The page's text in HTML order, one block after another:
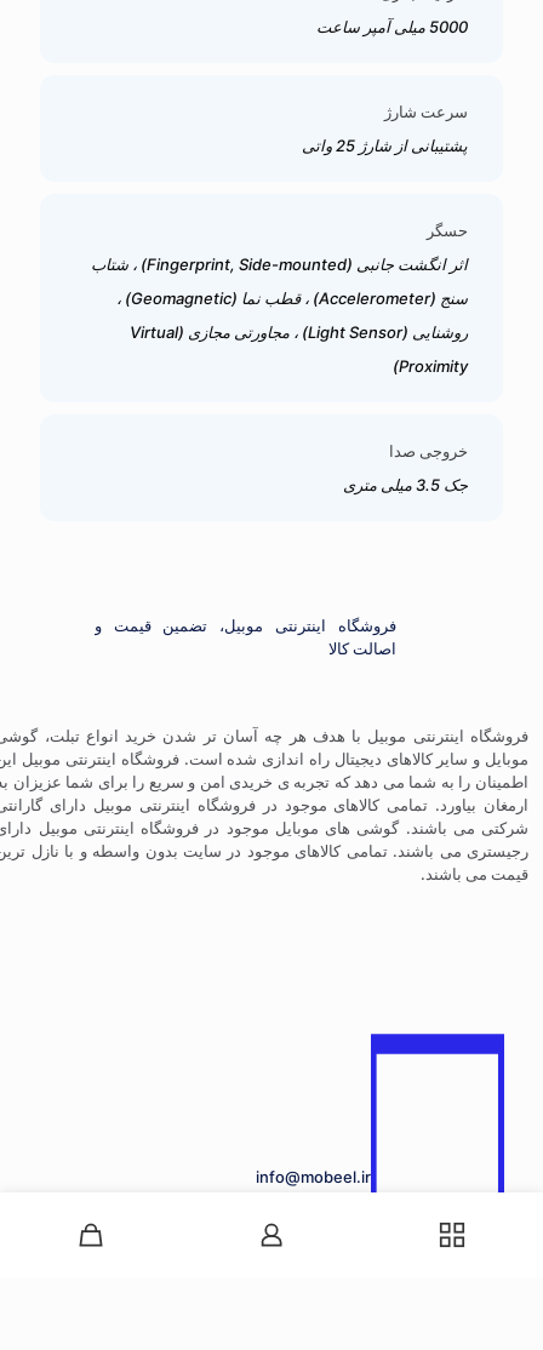
5000 میلی آمپر ساعت
سرعت شارژ
پشتیبانی از شارژ 25 واتی
حسگر
اثر انگشت جانبی (Fingerprint, Side-mounted) ، شتاب
سنج (Accelerometer) ، قطب نما (Geomagnetic) ،
روشنایی (Light Sensor) ، مجاورتی مجازی (Virtual
Proximity)
خروجی صدا
جک 3.5 میلی متری
فروشگاه اینترنتی موبیل، تضمین قیمت و
اصالت کالا
فروشگاه اینترنتی موبیل با هدف هر چه آسان تر شدن خرید انواع تبلت،
موبایل و سایر کالاهای دیجیتال راه اندازی شده است. فروشگاه اینترنتی موبیل
اطمینان را به شما می دهد که تجربه ی خریدی امن و سریع را برای شما عزیزان
ارمغان بیاورد. تمامی کالاهای موجود در فروشگاه اینترنتی موبیل دارای
شرکتی می باشند. گوشی های موبایل موجود در فروشگاه اینترنتی موبیل
رجیستری می باشند. تمامی کالاهای موجود در سایت بدون واسطه و با نازل
قیمت می باشند.
info@mobeel.ir